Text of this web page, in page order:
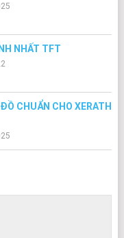
NHẤT TFT
CHUẨN CHO XERATH